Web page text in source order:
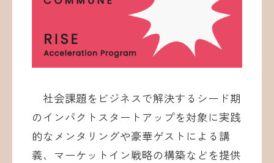
社会課題をビジネスで解決するシード期
のインパクトスタートアップを対象に実践
的なメンタリングや豪華ゲストによる講
義、マーケットイン戦略の構築などを提供